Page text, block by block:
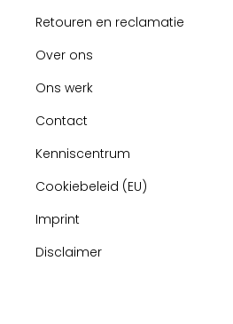
Retouren en reclamatie
Over ons
Ons werk
Contact
Kenniscentrum
Cookiebeleid (EU)
Imprint
Disclaimer